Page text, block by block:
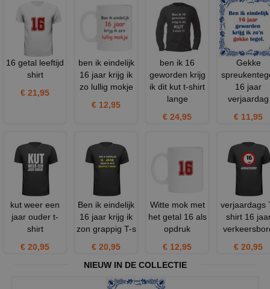
16 getal leeftijd
shirt
€ 21,95
ben ik eindelijk
16 jaar krijg ik
zo lullig mokje
€ 12,95
ben ik 16
geworden krijg
ik dit kut t-shirt
lange
€ 24,95
Gekke
16 jaar
verjaardag
€ 11,95
kut weer een
jaar ouder t-
shirt
€ 20,95
Ben ik eindelijk
16 jaar krijg ik
zon grappig T-s
€ 20,95
Witte mok met
het getal 16 als
opdruk
€ 12,95
verjaardags
shirt 16
€ 20,95
NIEUW IN DE COLLECTIE